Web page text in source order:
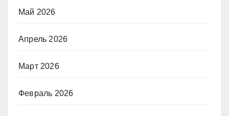
Май 2026
Апрель 2026
Март 2026
Февраль 2026